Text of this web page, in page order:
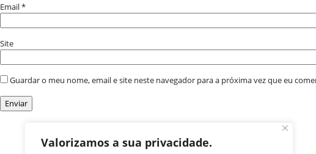
Valorizamos a sua privacidade.
Email*
Site
Guardar o meu nome, email e site neste navegador para a próxima vez que eu